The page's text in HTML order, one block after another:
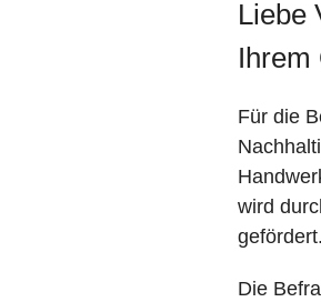
Liebe
Ihrem
Für die
wird
gefördert.
Die